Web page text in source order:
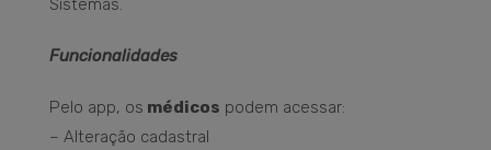
Sistemas.
Funcionalidades
Pelo app, os médicos podem acessar:
– Alteração cadastral